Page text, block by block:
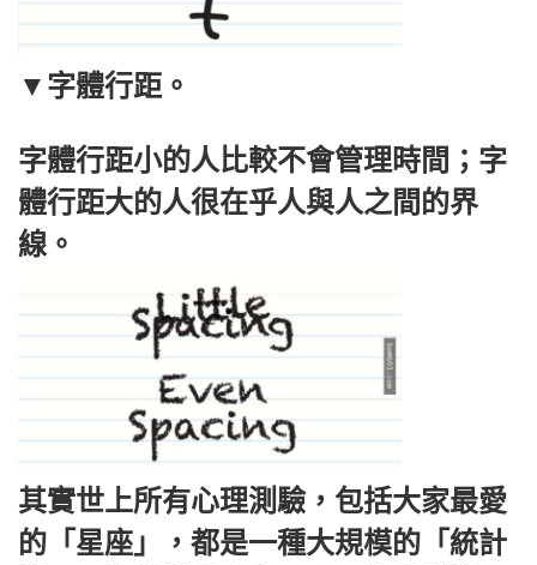
▼ 字體行距。
字體行距小的人比較不會管理時間；字
體行距大的人很在乎人與人之間的界
線。
其實世上所有心理測驗，包括大家最愛
的「星座」，都是一種大規模的「統計